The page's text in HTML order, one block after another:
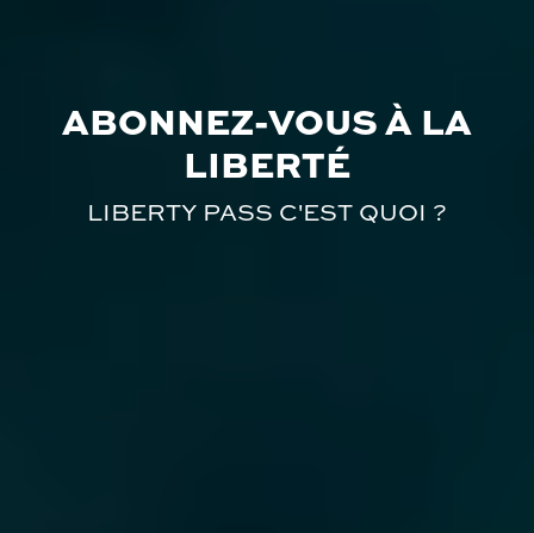
ABONNEZ-VOUS À LA
LIBERTÉ
LIBERTY PASS C'EST QUOI ?